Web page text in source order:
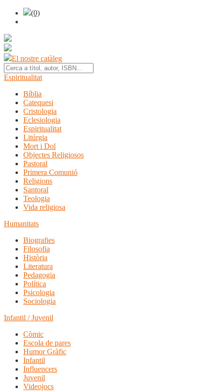
(0)
El nostre catàleg
Espiritualitat
Bíblia
Catequesi
Cristologia
Eclesiologia
Espiritualitat
Litúrgia
Mort i Dol
Objectes Religiosos
Pastoral
Primera Comunió
Religions
Santoral
Teologia
Vida religiosa
Humanitats
Biografies
Filosofia
Història
Literatura
Pedagogia
Política
Psicologia
Sociologia
Infantil / Juvenil
Còmic
Escola de pares
Humor Gràfic
Infantil
Influencers
Juvenil
Videojocs